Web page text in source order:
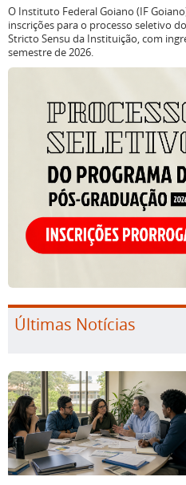
O Instituto Federal Goiano (IF
inscrições para o processo seletivo
Stricto Sensu da Instituição, com
semestre de 2026.
Últimas Notícias